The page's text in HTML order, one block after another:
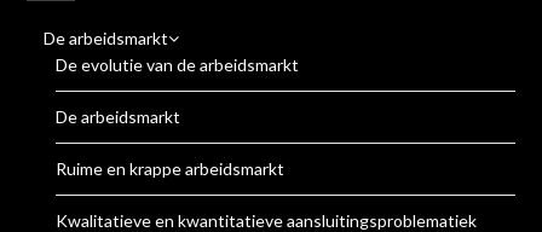
De arbeidsmarkt
De evolutie van de arbeidsmarkt
De arbeidsmarkt
Ruime en krappe arbeidsmarkt
Kwalitatieve en kwantitatieve aansluitingsproblematiek